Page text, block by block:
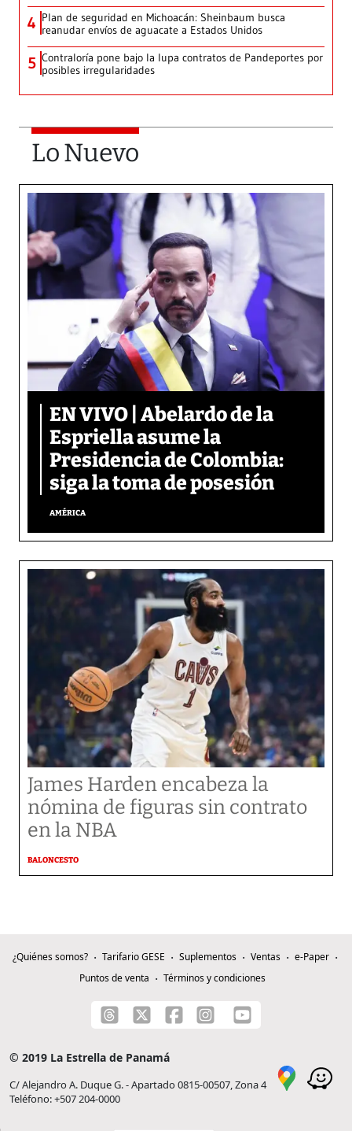
4 Plan de seguridad en Michoacán: Sheinbaum busca
reanudar envíos de aguacate a Estados Unidos
5 Contraloría pone bajo la lupa contratos de Pandeportes por
posibles irregularidades
Lo Nuevo
EN VIVO | Abelardo de la
Espriella asume la
Presidencia de Colombia:
siga la toma de posesión
AMÉRICA
James Harden encabeza la
nómina de figuras sin contrato
en la NBA
BALONCESTO
¿Quiénes somos? Tarifario GESE Suplementos Ventas
e-Paper
Puntos de venta
Términos y condiciones
© 2019 La Estrella de Panamá
C/ Alejandro A. Duque G. - Apartado 0815-00507, Zona 4
Teléfono: +507 204-0000